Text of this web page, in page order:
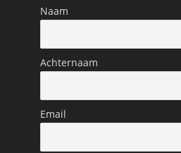
Naam
Achternaam
Email